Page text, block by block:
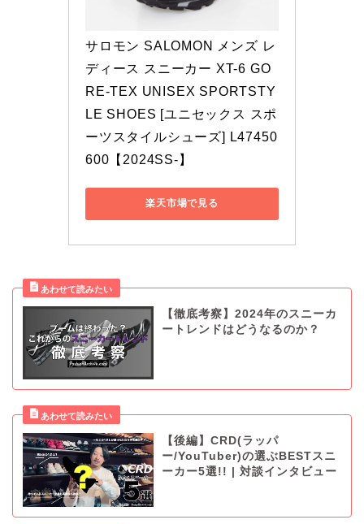
サロモン SALOMON メンズ レ
ディース スニーカー XT-6 GO
RE-TEX UNISEX SPORTSTY
LE SHOES [ユニセックス スポ
ーツスタイルシューズ] L47450
600【2024SS-】
楽天市場で見る
【徹底考察】2024年のスニーカ
ートレンドはどうなるのか？
【後編】CRD(ラッパ
ー/YouTuber)の選ぶBESTスニ
ーカー5選!! | 対談インタビュー